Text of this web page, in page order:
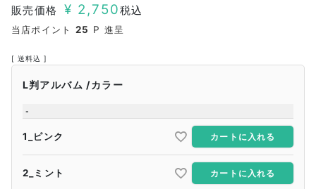
販売価格 ¥ 2,750税込
当店ポイント 25 P 進呈
送料込
L判アルバム カラー
-
1_ピンク カートに入れる
2_ミント カートに入れる